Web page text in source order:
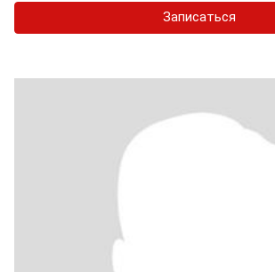
Записаться